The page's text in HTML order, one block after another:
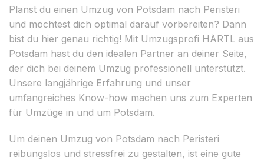
Planst du einen Umzug von Potsdam nach Peristeri
und möchtest dich optimal darauf vorbereiten? Dann
bist du hier genau richtig! Mit Umzugsprofi HÄRTL aus
Potsdam hast du den idealen Partner an deiner Seite,
der dich bei deinem Umzug professionell unterstützt.
Unsere langjährige Erfahrung und unser
umfangreiches Know-how machen uns zum Experten
für Umzüge in und um Potsdam.
Um deinen Umzug von Potsdam nach Peristeri
reibungslos und stressfrei zu gestalten, ist eine gute